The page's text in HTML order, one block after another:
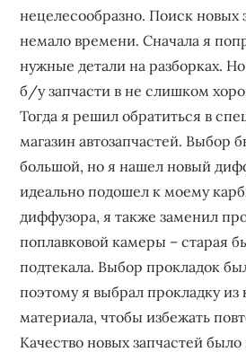
нецелесообразно. Поиск новых
немало времени. Сначала я
нужные детали на разборках.
б/у запчасти в не слишком
Тогда я решил обратиться в
магазин автозапчастей. Выбор
большой, но я нашел новый
идеально подошел к моему
диффузора, я также заменил
поплавковой камеры – старая
подтекала. Выбор прокладок
поэтому я выбрал прокладку из
материала, чтобы избежать
Качество новых запчастей